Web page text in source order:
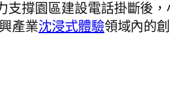
支撐園區建設電話掛斷後
產業沈浸式體驗領域內的